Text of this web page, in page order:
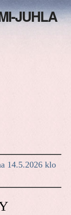
JUHLA
14.5.2026 klo